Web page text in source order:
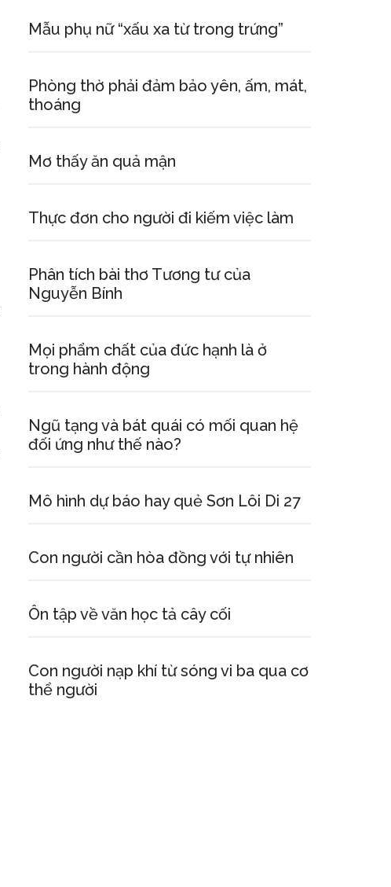
Mẫu phụ nữ “xấu xa từ trong trứng”
Phòng thờ phải đảm bảo yên, ấm, mát,
thoáng
Mơ thấy ăn quả mận
Thực đơn cho người đi kiếm việc làm
Phân tích bài thơ Tương tư của
Nguyễn Bính
Mọi phẩm chất của đức hạnh là ở
trong hành động
Ngũ tạng và bát quái có mối quan hệ
đối ứng như thế nào?
Mô hình dự báo hay quẻ Sơn Lôi Di 27
Con người cần hòa đồng với tự nhiên
Ôn tập về văn học tả cây cối
Con người nạp khí từ sóng vi ba qua cơ
thể người